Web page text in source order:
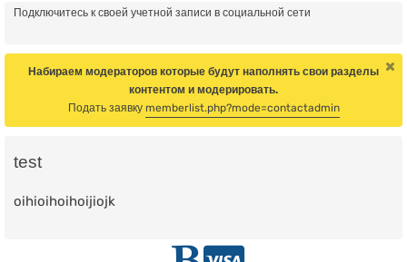
Подключитесь к своей учетной записи в социальной сети
Набираем модераторов которые будут наполнять свои разделы
контентом и модерировать.
Подать заявку memberlist.php?mode=contactadmin
test
oihioihoihoijiojk